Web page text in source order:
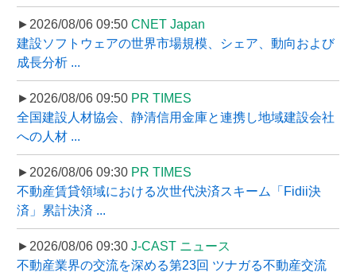
►2026/08/06 09:50 CNET Japan
建設ソフトウェアの世界市場規模、シェア、動向および
成長分析 ...
►2026/08/06 09:50 PR TIMES
全国建設人材協会、静清信用金庫と連携し地域建設会社
への人材 ...
►2026/08/06 09:30 PR TIMES
不動産賃貸領域における次世代決済スキーム「Fidii決
済」累計決済 ...
►2026/08/06 09:30 J-CAST ニュース
不動産業界の交流を深める第23回 ツナガる不動産交流